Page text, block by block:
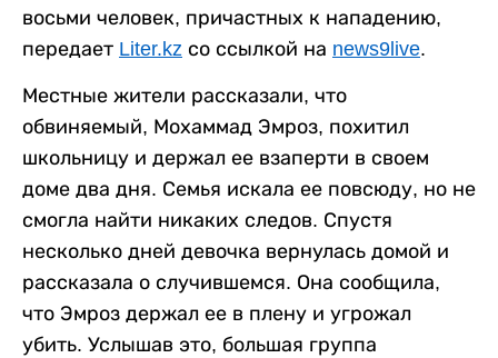
восьми человек, причастных к нападению,
передает Liter.kz со ссылкой на news9live.
Местные жители рассказали, что
обвиняемый, Мохаммад Эмроз, похитил
школьницу и держал ее взаперти в своем
доме два дня. Семья искала ее повсюду, но не
смогла найти никаких следов. Спустя
несколько дней девочка вернулась домой и
рассказала о случившемся. Она сообщила,
что Эмроз держал ее в плену и угрожал
убить. Услышав это, большая группа